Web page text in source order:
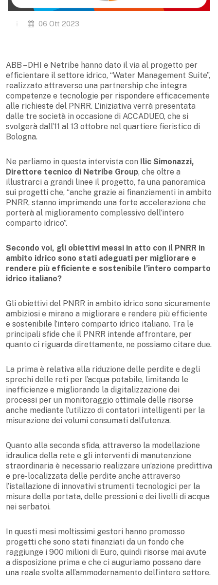
06 Ott 2023
ABB – DHI e Netribe hanno dato il via al progetto per
efficientare il settore idrico, “Water Management Suite”,
realizzato attraverso una partnership che integra
competenze e tecnologie per rispondere efficacemente
alle richieste del PNRR. L’iniziativa verrà presentata
dalle tre società in occasione di ACCADUEO, che si
svolgerà dall’11 al 13 ottobre nel quartiere fieristico di
Bologna.
Ne parliamo in questa intervista con Ilic Simonazzi,
Direttore tecnico di Netribe Group, che oltre a
illustrarci a grandi linee il progetto, fa una panoramica
sui progetti che, “anche grazie ai finanziamenti in ambito
PNRR, stanno imprimendo una forte accelerazione che
porterà al miglioramento complessivo dell’intero
comparto idrico”.
Secondo voi, gli obiettivi messi in atto con il PNRR in
ambito idrico sono stati adeguati per migliorare e
rendere più efficiente e sostenibile l’intero comparto
idrico italiano?
Gli obiettivi del PNRR in ambito idrico sono sicuramente
ambiziosi e mirano a migliorare e rendere più efficiente
e sostenibile l’intero comparto idrico italiano. Tra le
principali sfide che il PNRR intende affrontare, per
quanto ci riguarda direttamente, ne possiamo citare due.
La prima è relativa alla riduzione delle perdite e degli
sprechi delle reti per l’acqua potabile, limitando le
inefficienze e migliorando la digitalizzazione dei
processi per un monitoraggio ottimale delle risorse
anche mediante l’utilizzo di contatori intelligenti per la
misurazione dei volumi consumati dall’utenza.
Quanto alla seconda sfida, attraverso la modellazione
idraulica della rete e gli interventi di manutenzione
straordinaria è necessario realizzare un’azione predittiva
e pre-localizzata delle perdite anche attraverso
l’istallazione di innovativi strumenti tecnologici per la
misura della portata, delle pressioni e dei livelli di acqua
nei serbatoi.
In questi mesi moltissimi gestori hanno promosso
progetti che sono stati finanziati da un fondo che
raggiunge i 900 milioni di Euro, quindi risorse mai avute
a disposizione prima e che ci auguriamo possano dare
una reale svolta all’ammodernamento dell’intero settore.